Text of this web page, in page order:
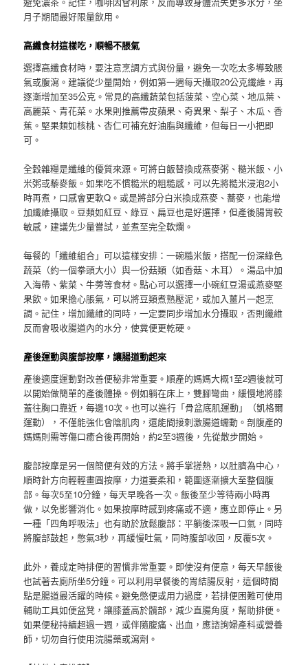
月子期間最好限量飲用。
高纖食材這樣吃，順暢不脹氣
選擇高纖食材時，要注意烹調方式與份量，避免一次吃太多導致脹
氣或腹瀉。建議從少量開始，例如第一週每天攝取20公克纖維，再
逐漸增加至35公克。常見的高纖蔬菜包括菠菜、空心菜、地瓜葉、
高麗菜、青花菜。水果則推薦帶皮蘋果、奇異果、梨子、木瓜、香
蕉。堅果類如核桃、杏仁可補充好油脂與纖維，但每日一小把即
可。
全穀雜糧是纖維的優質來源。可將白飯替換成燕麥粥、糙米飯、小
米粥或藜麥飯。如果吃不慣糙米的粗糙感，可以先將糙米浸泡2小
時再煮，口感會更軟Q。或是將部分白米換成燕麥、蕎麥，也能增
加纖維攝取。豆類如紅豆、綠豆、扁豆也是好選擇，但產後腸胃較
敏感，建議先少量嘗試，並煮至完全軟爛。
每餐的「纖維組合」可以這樣安排：一碗糙米飯，搭配一份深綠色
蔬菜（約一個拳頭大小）與一份菇類（如香菇、木耳）。湯品中加
入海帶、紫菜、牛蒡等食材。點心可以選擇一小碗紅豆湯或燕麥堅
果飲。如果擔心脹氣，可以將豆類煮熟壓泥，或加入薑片一起烹
調。記住，增加纖維的同時，一定要同步增加水分攝取，否則纖維
反而會吸收腸道內的水分，使糞便更乾硬。
產後運動與腹部按摩，讓腸道動起來
產後適度運動對改善便秘非常重要。順產的媽媽大概1至2週後就可
以開始做簡單的產後體操。例如躺在床上，雙腳彎曲，緩慢地將膝
蓋往胸口靠近，每邊10次。也可以進行「骨盆底肌運動」（凱格爾
運動），不僅能強化會陰肌肉，還能間接刺激腸道蠕動。剖腹產的
媽媽則需等傷口癒合後再開始，約2至3週後，先從散步開始。
腹部按摩是另一個簡便有效的方法。將手掌搓熱，以肚臍為中心，
順時針方向輕輕畫圓按摩，力道要柔和，範圍逐漸擴大至整個腹
部。每次5至10分鐘，每天早晚各一次。飯後至少等待兩小時再
做，以免影響消化。如果按摩時感到疼痛或不適，應立即停止。另
一種「四角呼吸法」也有助於放鬆腹部：平躺後深吸一口氣，同時
將腹部鼓起，憋氣3秒，再緩慢吐氣，同時腹部收回，反覆5次。
此外，養成定時排便的習慣非常重要。即使沒有便意，每天早飯後
也試著去廁所坐5分鐘。可以利用早餐後的胃結腸反射，這個時間
點是腸道最活躍的時候。避免憋便或用力過度，若排便困難可使用
輔助工具如便盆凳，讓膝蓋高於髖部，減少直腸角度，幫助排便。
如果便秘持續超過一週，或伴隨腹痛、出血，應諮詢婦產科或營養
師，切勿自行使用浣腸藥或瀉劑。